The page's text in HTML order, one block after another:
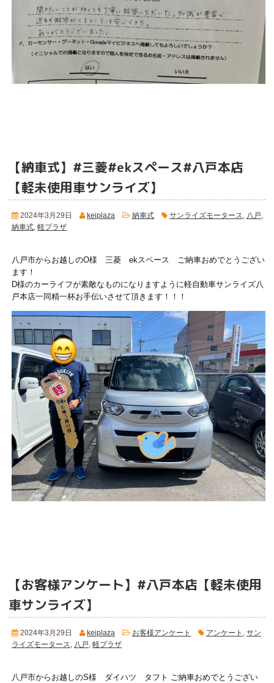
【納車式】#三菱#ekスペース#八戸本店
【軽未使用車サンライズ】
2024年3月29日 keiplaza 納車式 サンライズモータース 八戸
納車式 軽プラザ
八戸市からお越しのO様 三菱 ekスペース ご納車おめでとうござい
ます！
D様のカーライフが素敵なものになりますように軽自動車サンライズ八
戸本店一同精一杯お手伝いさせて頂きます！！！
【お客様アンケート】#八戸本店【軽未使用
車サンライズ】
2024年3月29日 keiplaza お客様アンケート アンケート
サン
ライズモータース
八戸 軽プラザ
八戸市からお越しのS様 ダイハツ タフト ご納車おめでとうござい